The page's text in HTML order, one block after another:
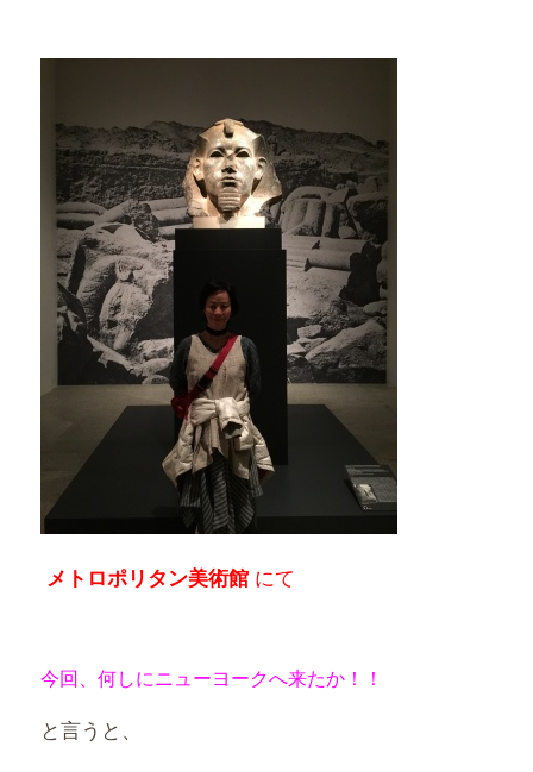
メトロポリタン美術館にて
今回、何しにニューヨークへ来たか！！
と言うと、